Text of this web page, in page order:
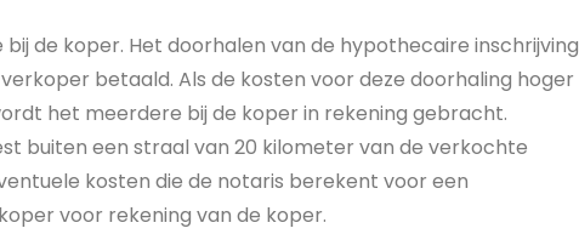
de koper. Het doorhalen van de hypothecaire inschrijving
betaald. Als de kosten voor deze doorhaling hoger
het meerdere bij de koper in rekening gebracht.
buiten een straal van 20 kilometer van de verkochte
kosten die de notaris berekent voor een
voor rekening van de koper.